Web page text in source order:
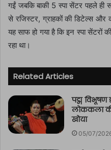
गईं जबकि बाकी 5 स्पा सेंटर पहले ही
से रजिस्टर, ग्राहकों की डिटेल्स
यह साफ हो गया है कि इन स्पा सेंटरों
रहा था।
Related Articles
पद्म विभूषण
लोककला
खोया
05/07/